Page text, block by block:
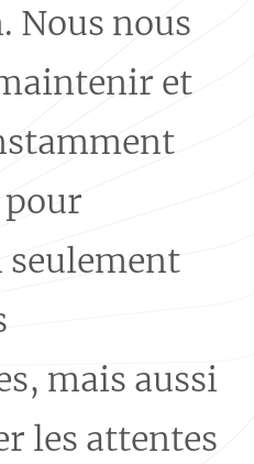
Nous nous
et
pour
mais aussi
les attentes